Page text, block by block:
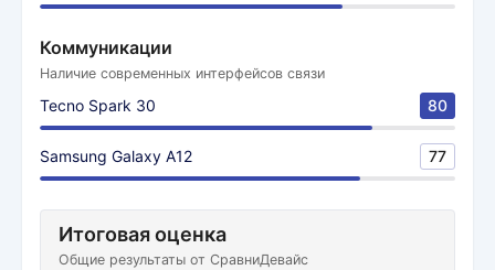
Коммуникации
Наличие современных интерфейсов связи
Tecno Spark 30 80
Samsung Galaxy A12 77
Итоговая оценка
Общие результаты от СравниДевайс